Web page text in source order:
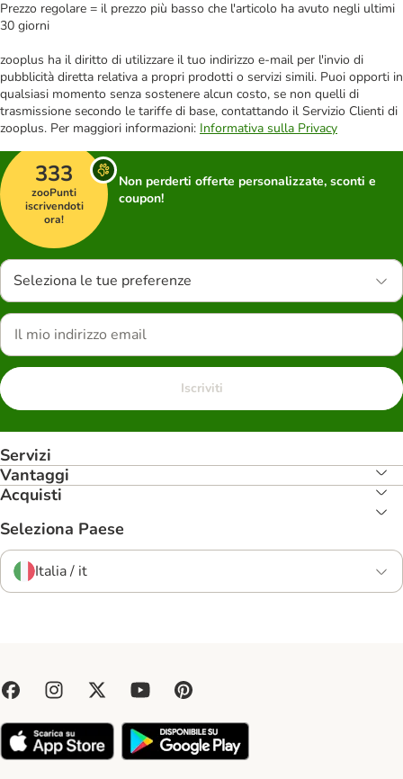
Prezzo regolare = il prezzo più basso che l'articolo ha avuto negli ultimi
30 giorni
zooplus ha il diritto di utilizzare il tuo indirizzo e-mail per l'invio di
pubblicità diretta relativa a propri prodotti o servizi simili. Puoi opporti in
qualsiasi momento senza sostenere alcun costo, se non quelli di
trasmissione secondo le tariffe di base, contattando il Servizio Clienti di
zooplus. Per maggiori informazioni: Informativa sulla Privacy
333
zooPunti
iscrivendoti
ora!
Non perderti offerte personalizzate, sconti e
coupon!
Seleziona le tue preferenze
Iscriviti
Servizi
Vantaggi
Acquisti
Seleziona Paese
Italia / it